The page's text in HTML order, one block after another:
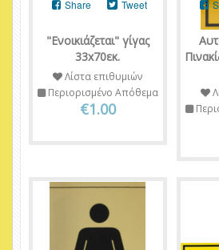
"Ενοικιάζεται" γίγας
33x70εκ.
Share Tweet
Λίστα επιθυμιών
Περιορισμένο Απόθεμα
€1.00